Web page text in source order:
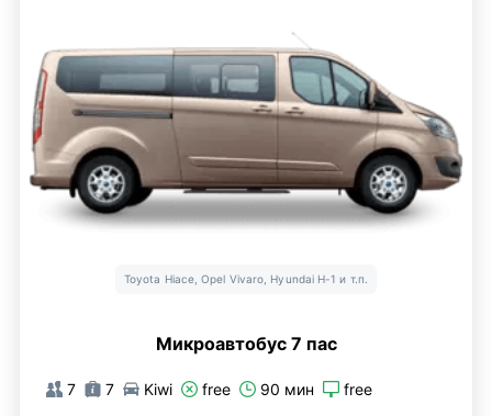
Toyota Hiace, Opel Vivaro, Hyundai H-1 и т.п.
Микроавтобус 7 пас
7 7 Kiwi free 90 мин free